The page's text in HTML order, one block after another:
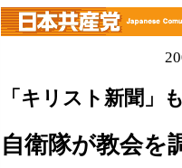
「キリスト新聞」
自衛隊が教会を